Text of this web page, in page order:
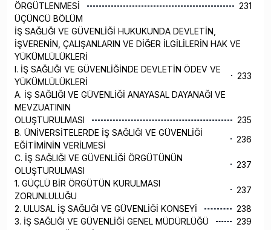
ÖRGÜTLENMESİ
231
ÜÇÜNCÜ BÖLÜM
İŞ SAĞLIĞI VE GÜVENLİĞİ HUKUKUNDA DEVLETİN,
İŞVERENİN, ÇALIŞANLARIN VE DİĞER İLGİLİLERİN HAK VE
YÜKÜMLÜLÜKLERİ
I. İŞ SAĞLIĞI VE GÜVENLİĞİNDE DEVLETİN ÖDEV VE
YÜKÜMLÜLÜKLERİ
233
A. İŞ SAĞLIĞI VE GÜVENLİĞİ ANAYASAL DAYANAĞI VE
MEVZUATININ
OLUŞTURULMASI
235
B. ÜNİVERSİTELERDE İŞ SAĞLIĞI VE GÜVENLİĞİ
EĞİTİMİNİN VERİLMESİ
236
C. İŞ SAĞLIĞI VE GÜVENLİĞİ ÖRGÜTÜNÜN
OLUŞTURULMASI
237
1. GÜÇLÜ BİR ÖRGÜTÜN KURULMASI
ZORUNLULUĞU
237
2. ULUSAL İŞ SAĞLIĞI VE GÜVENLİĞİ KONSEYİ
238
3. İŞ SAĞLIĞI VE GÜVENLİĞİ GENEL MÜDÜRLÜĞÜ
239